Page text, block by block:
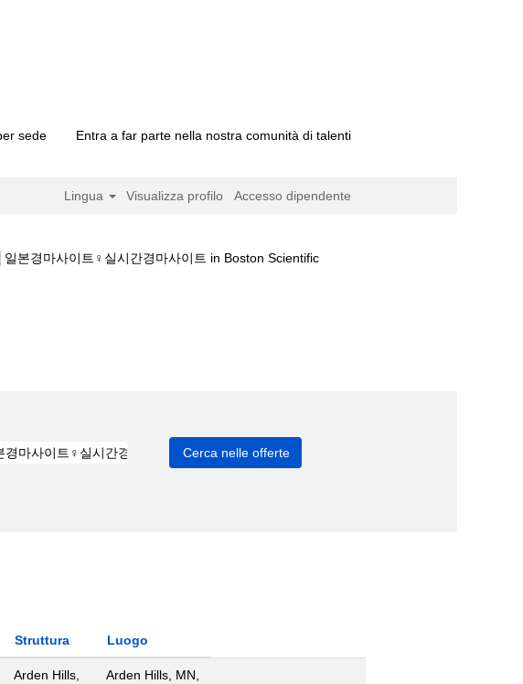
sede Entra a far parte nella nostra comunità di talenti
Lingua Visualizza profilo Accesso dipendente
경마사이트♀실시간경마사이트 in Boston Scientific(pagina
Struttura Luogo
Arden Hills,
Arden Hills, MN,